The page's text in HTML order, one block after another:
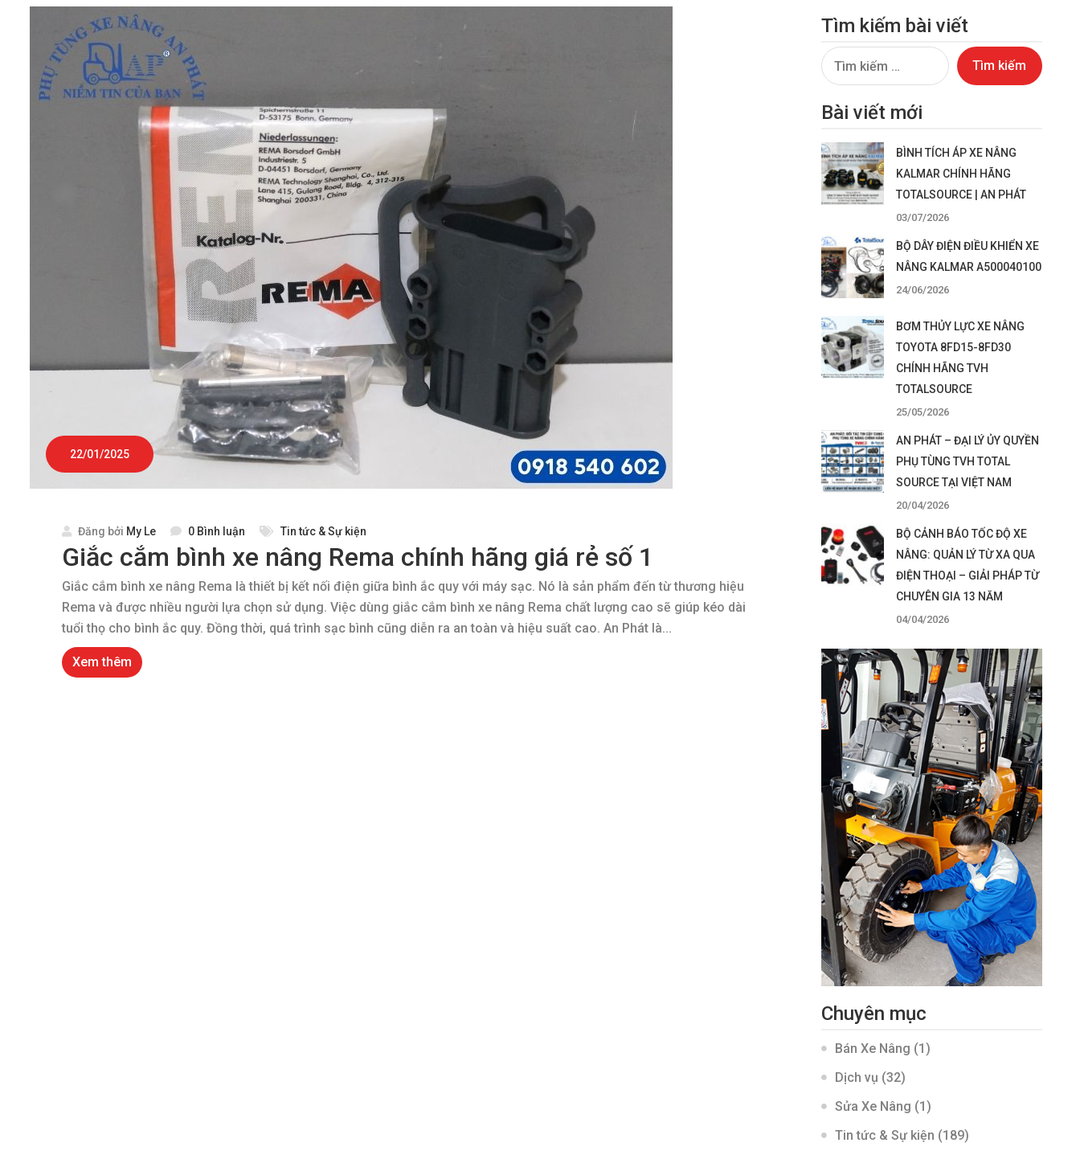
22/01/2025
Đăng bởi My Le 0 Bình luận Tin tức & Sự kiện
Giắc cắm bình xe nâng Rema chính hãng giá rẻ số 1
Giắc cắm bình xe nâng Rema là thiết bị kết nối điện giữa bình ắc quy với máy sạc. Nó là sản phẩm đến từ thương hiệu
Rema và được nhiều người lựa chọn sử dụng. Việc dùng giắc cắm bình xe nâng Rema chất lượng cao sẽ giúp kéo dài
tuổi thọ cho bình ắc quy. Đồng thời, quá trình sạc bình cũng diễn ra an toàn và hiệu suất cao. An Phát là...
Xem thêm
Tìm kiếm bài viết
Tìm
kiếm
Bài viết mới
BÌNH TÍCH ÁP XE NÂNG
KALMAR CHÍNH HÃNG
TOTALSOURCE | AN PHÁT
03/07/2026
BỘ DÂY ĐIỆN ĐIỀU KHIỂN XE
NÂNG KALMAR A500040100
24/06/2026
BƠM THỦY LỰC XE NÂNG
TOYOTA 8FD15-8FD30
CHÍNH HÃNG TVH
TOTALSOURCE
25/05/2026
AN PHÁT – ĐẠI LÝ ỦY QUYỀN
PHỤ TÙNG TVH TOTAL
SOURCE TẠI VIỆT NAM
20/04/2026
BỘ CẢNH BÁO TỐC ĐỘ XE
NÂNG: QUẢN LÝ TỪ XA QUA
ĐIỆN THOẠI – GIẢI PHÁP TỪ
CHUYÊN GIA 13 NĂM
04/04/2026
Chuyên mục
Bán Xe Nâng (1)
Dịch vụ (32)
Sửa Xe Nâng (1)
Tin tức & Sự kiện (189)